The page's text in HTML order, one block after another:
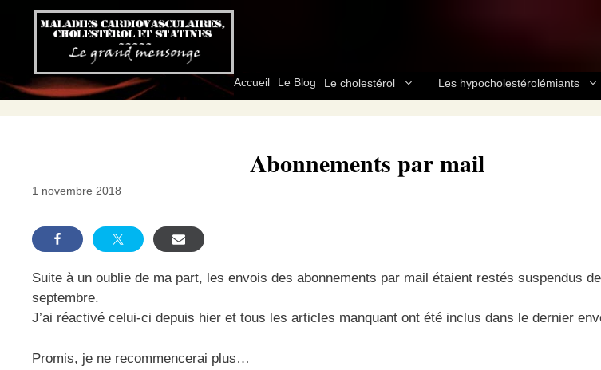
Accueil Le Blog Le cholestérol Les hypocholestérolémiants
Abonnements par mail
1 novembre 2018
Suite à un oublie de ma part, les envois des abonnements par mail étaient restés suspendus
septembre.
J’ai réactivé celui-ci depuis hier et tous les articles manquant ont été inclus dans le dernier
Promis, je ne recommencerai plus…